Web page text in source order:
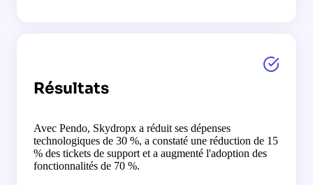
Résultats
Avec Pendo, Skydropx a réduit ses dépenses
technologiques de 30 %, a constaté une réduction de 15
% des tickets de support et a augmenté l'adoption des
fonctionnalités de 70 %.